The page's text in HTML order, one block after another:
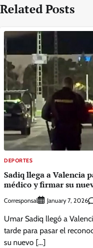
Related Posts
DEPORTES
Sadiq llega a Valencia
médico y firmar su
Corresponsal January 7, 2026
Umar Sadiq llegó a
tarde para pasar el
su nuevo […]